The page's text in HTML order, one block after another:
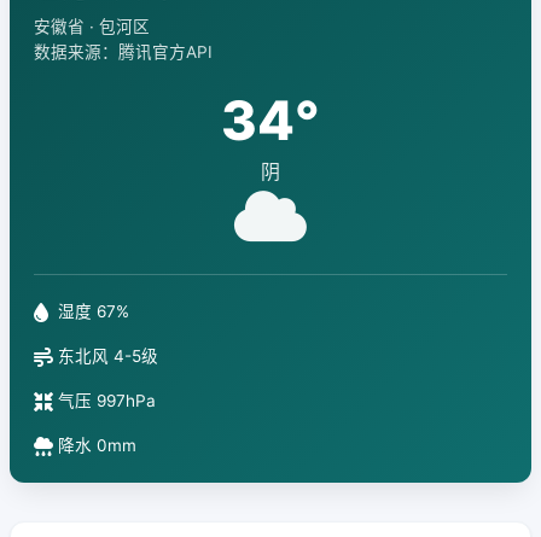
安徽省 · 包河区
数据来源：腾讯官方API
34°
阴
湿度 67%
东北风 4-5级
气压 997hPa
降水 0mm